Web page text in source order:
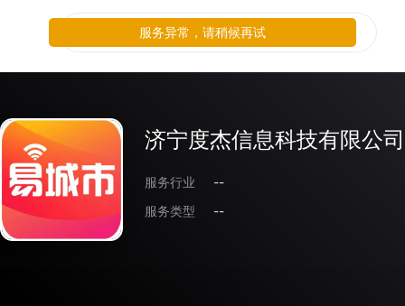
济宁度杰信息科技有限公司
服务行业
--
服务类型
--
服务异常，请稍候再试